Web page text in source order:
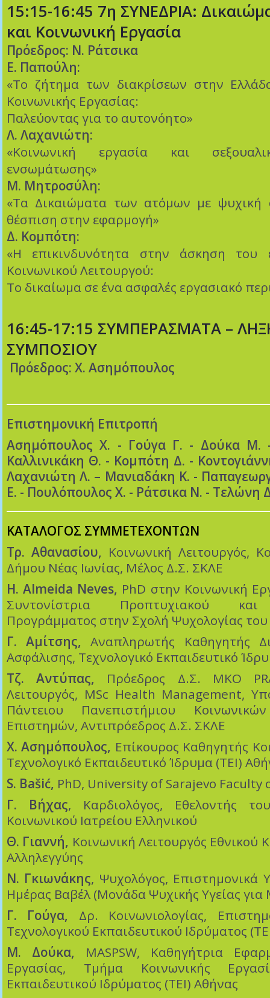
15:15-16:45 7η ΣΥΝΕΔΡΙΑ:
και Κοινωνική Εργασία
Πρόεδρος: Ν. Ράτσικα
Ε. Παπούλη:
«Το ζήτημα των διακρίσεων στην
Κοινωνικής Εργασίας:
Παλεύοντας για το αυτονόητο»
Λ. Λαχανιώτη:
«Κοινωνική εργασία και
ενσωμάτωσης»
Μ. Μητροσύλη:
«Τα Δικαιώματα των ατόμων με
θέσπιση στην εφαρμογή»
Δ. Κομπότη:
«Η επικινδυνότητα στην άσκηση του
Κοινωνικού Λειτουργού:
Το δικαίωμα σε ένα ασφαλές εργασιακό
16:45-17:15 ΣΥΜΠΕΡΑΣΜΑΤΑ –
ΣΥΜΠΟΣΙΟΥ
Πρόεδρος: Χ. Ασημόπουλος
Επιστημονική Επιτροπή
Ασημόπουλος Χ. - Γούγα Γ. - Δούκα Μ.
Καλλινικάκη Θ. - Κομπότη Δ. -
Λαχανιώτη Λ. – Μανιαδάκη Κ. -
Ε. - Πουλόπουλος Χ. - Ράτσικα Ν. - Τελώνη
ΚΑΤΑΛΟΓΟΣ ΣΥΜΜΕΤΕΧΟΝΤΩΝ
Τρ. Αθανασίου, Κοινωνική Λειτουργός,
Δήμου Νέας Ιωνίας, Μέλος Δ.Σ. ΣΚΛΕ
H. Almeida Neves, PhD στην Κοινωνική
Συντονίστρια Προπτυχιακού και
Προγράμματος στην Σχολή Ψυχολογίας
Γ. Αμίτσης, Αναπληρωτής Καθηγητής
Ασφάλισης, Τεχνολογικό Εκπαιδευτικό
Τζ. Αντύπας, Πρόεδρος Δ.Σ. ΜΚΟ
Λειτουργός, MSc Health Management,
Πάντειου Πανεπιστήμιου
Επιστημών, Αντιπρόεδρος Δ.Σ. ΣΚΛΕ
Χ. Ασημόπουλος, Επίκουρος Καθηγητής
Τεχνολογικό Εκπαιδευτικό Ίδρυμα (ΤΕΙ)
S. Bašić, PhD, University of Sarajevo Faculty
Γ. Βήχας, Καρδιολόγος, Εθελοντής
Κοινωνικού Ιατρείου Ελληνικού
Θ. Γιαννή, Κοινωνική Λειτουργός Εθνικού
Αλληλεγγύης
Ν. Γκιωνάκης, Ψυχολόγος, Επιστημονικά
Ημέρας Βαβέλ (Μονάδα Ψυχικής Υγείας για
Γ. Γούγα, Δρ. Κοινωνιολογίας,
Τεχνολογικού Εκπαιδευτικού Ιδρύματος
Μ. Δούκα, MASPSW, Καθηγήτρια
Εργασίας, Τμήμα Κοινωνικής
Εκπαιδευτικού Ιδρύματος (ΤΕΙ) Αθήνας